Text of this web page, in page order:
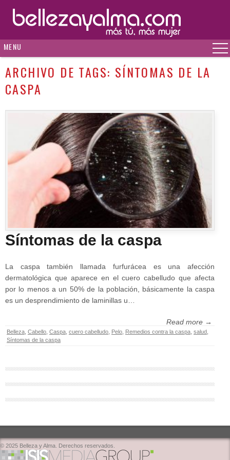
MENU
ARCHIVO DE TAGS: SÍNTOMAS DE LA
CASPA
Síntomas de la caspa
La caspa también llamada furfurácea es una afección
dermatológica que aparece en el cuero cabelludo que afecta
por lo menos a un 50% de la población, básicamente la caspa
es un desprendimiento de laminillas u…
Read more →
Belleza Cabello Caspa cuero cabelludo Pelo Remedios contra la caspa salud
Síntomas de la caspa
© 2025 Belleza y Alma. Derechos reservados.